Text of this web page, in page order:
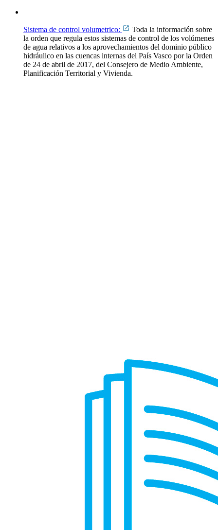
Sistema de control volumetrico:
Toda la información sobre
la orden que regula estos sistemas de control de los volúmenes
de agua relativos a los aprovechamientos del dominio público
hidráulico en las cuencas internas del País Vasco por la Orden
de 24 de abril de 2017, del Consejero de Medio Ambiente,
Planificación Territorial y Vivienda.